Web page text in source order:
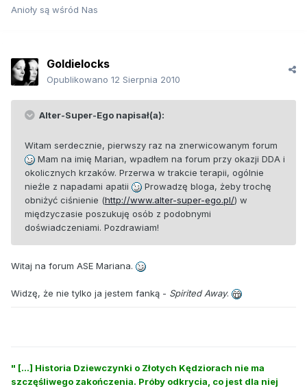
Anioły są wśród Nas
Goldielocks
Opublikowano 12 Sierpnia 2010
Alter-Super-Ego napisał(a):
Witam serdecznie, pierwszy raz na znerwicowanym forum
Mam na imię Marian, wpadłem na forum przy okazji DDA i
okolicznych krzaków. Przerwa w trakcie terapii, ogólnie
nieźle z napadami apatii
Prowadzę bloga, żeby trochę
obniżyć ciśnienie (http://www.alter-super-ego.pl/) w
międzyczasie poszukuję osób z podobnymi
doświadczeniami. Pozdrawiam!
Witaj na forum ASE Mariana.
Widzę, że nie tylko ja jestem fanką - Spirited Away.
" [...] Historia Dziewczynki o Złotych Kędziorach nie ma
szczęśliwego zakończenia. Próby odkrycia, co jest dla niej